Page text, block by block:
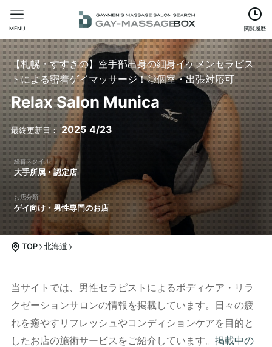
閲覧履歴
MENU
【札幌・すすきの】空手部出身の細身イケメンセラピス
トによる密着ゲイマッサージ！◎個室・出張対応可
Relax Salon Munica
2025 4/23
大手所属・認定店
ゲイ向け・男性専門のお店
TOP 北海道
当サイトでは、男性セラピストによるボディケア・リラ
クゼーションサロンの情報を掲載しています。日々の疲
れを癒やすリフレッシュやコンディションケアを目的と
したお店の施術サービスをご紹介しています。 掲載中の